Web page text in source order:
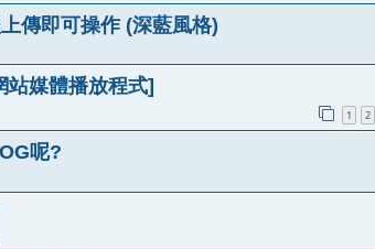
傳即可操作 (深藍風格)
站媒體播放程式]
1 2
呢?